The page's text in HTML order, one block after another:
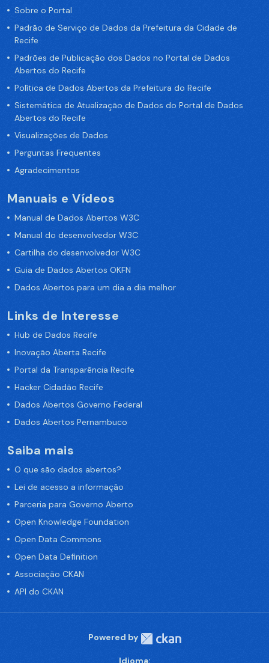
Sobre o Portal
Padrão de Serviço de Dados da Prefeitura da Cidade de
Recife
Padrões de Publicação dos Dados no Portal de Dados
Abertos do Recife
Política de Dados Abertos da Prefeitura do Recife
Sistemática de Atualização de Dados do Portal de Dados
Abertos do Recife
Visualizações de Dados
Perguntas Frequentes
Agradecimentos
Manuais e Vídeos
Manual de Dados Abertos W3C
Manual do desenvolvedor W3C
Cartilha do desenvolvedor W3C
Guia de Dados Abertos OKFN
Dados Abertos para um dia a dia melhor
Links de Interesse
Hub de Dados Recife
Inovação Aberta Recife
Portal da Transparência Recife
Hacker Cidadão Recife
Dados Abertos Governo Federal
Dados Abertos Pernambuco
Saiba mais
O que são dados abertos?
Lei de acesso a informação
Parceria para Governo Aberto
Open Knowledge Foundation
Open Data Commons
Open Data Definition
Associação CKAN
API do CKAN
Powered by
Idioma